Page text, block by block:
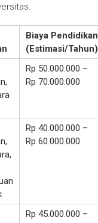
Biaya Pendidikan
(Estimasi/Tahun)
Rp 50.000.000 –
Rp 70.000.000
Rp 40.000.000 –
Rp 60.000.000
Rp 45.000.000 –